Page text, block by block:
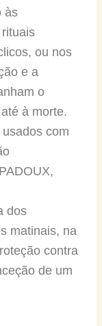
às
ou nos
e a
o
à morte.
com
dos
matinais, na
contra
de um